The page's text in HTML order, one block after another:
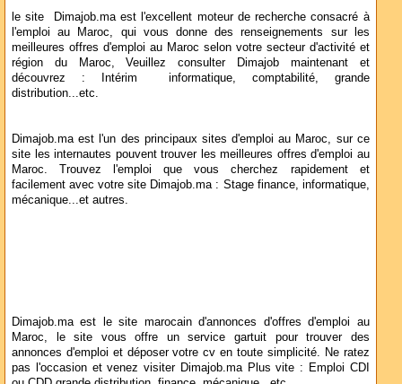
le site Dimajob.ma est l'excellent moteur de recherche consacré à
l'emploi au Maroc, qui vous donne des renseignements sur les
meilleures offres d'emploi au Maroc selon votre secteur d'activité et
région du Maroc, Veuillez consulter Dimajob maintenant et
découvrez : Intérim informatique, comptabilité, grande
distribution...etc.
Dimajob.ma est l'un des principaux sites d'emploi au Maroc, sur ce
site les internautes pouvent trouver les meilleures offres d'emploi au
Maroc. Trouvez l'emploi que vous cherchez rapidement et
facilement avec votre site Dimajob.ma : Stage finance, informatique,
mécanique...et autres.
Dimajob.ma est le site marocain d'annonces d'offres d'emploi au
Maroc, le site vous offre un service gartuit pour trouver des
annonces d'emploi et déposer votre cv en toute simplicité. Ne ratez
pas l'occasion et venez visiter Dimajob.ma Plus vite : Emploi CDI